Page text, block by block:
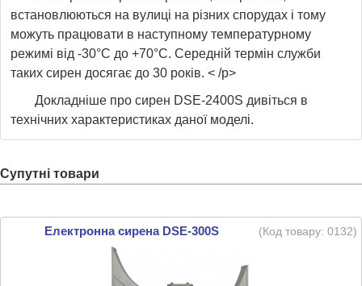
встановлюються на вулиці на різних спорудах і тому
можуть працювати в наступному температурному
режимі від -30°C до +70°C. Середній термін служби
таких сирен досягає до 30 років. < /p>
Докладніше про сирен DSE-2400S дивіться в
технічних характеристиках даної моделі.
Супутні товари
Електронна сирена DSE-300S (Код товару: 0132)